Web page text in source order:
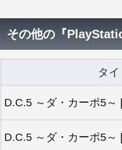
その他の『
タ
D.C.5 ～ダ・カーポ5～
D.C.5 ～ダ・カーポ5～